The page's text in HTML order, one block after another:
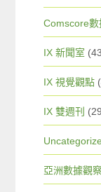
Comscore數
IX 新聞室
IX 視覺觀點
IX 雙週刊
亞洲數據觀